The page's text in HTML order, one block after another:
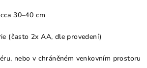
cca 30–40 cm
(často 2x AA, dle provedení)
nebo v chráněném venkovním prostoru